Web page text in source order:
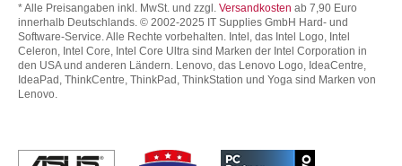
* Alle Preisangaben inkl. MwSt. und zzgl. Versandkosten ab 7,90 Euro
innerhalb Deutschlands. © 2002-2025 IT Supplies GmbH Hard- und
Software-Service. Alle Rechte vorbehalten. Intel, das Intel Logo, Intel
Celeron, Intel Core, Intel Core Ultra sind Marken der Intel Corporation in
den USA und anderen Ländern. Lenovo, das Lenovo Logo, IdeaCentre,
IdeaPad, ThinkCentre, ThinkPad, ThinkStation und Yoga sind Marken von
Lenovo.